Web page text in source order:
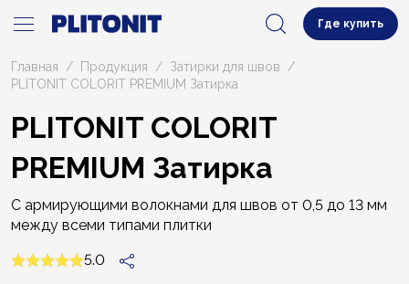
Где купить
Главная Продукция
Затирки для швов
PLITONIT СOLORIT PREMIUM Затирка
PLITONIT СOLORIT
PREMIUM Затирка
С армирующими волокнами для швов от 0,5 до 13 мм
между всеми типами плитки
5.0